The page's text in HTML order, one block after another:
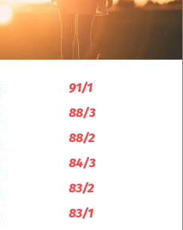
91/1
88/3
88/2
84/3
83/2
83/1